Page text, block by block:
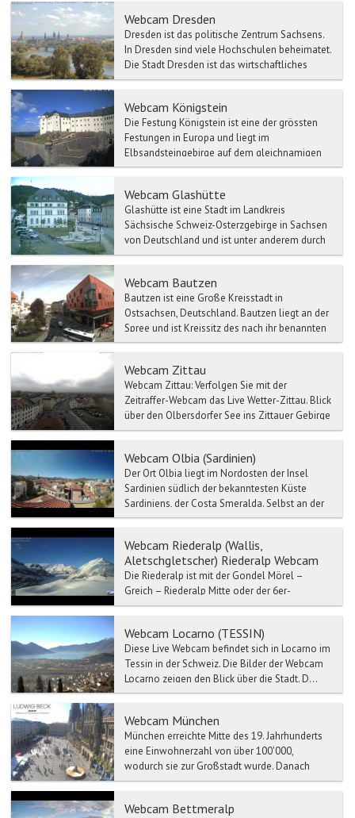
Webcam Dresden
Dresden ist das politische Zentrum Sachsens.
In Dresden sind viele Hochschulen beheimatet.
Die Stadt Dresden ist das wirtschaftliches
Zentrum des A...
Webcam Königstein
Die Festung Königstein ist eine der grössten
Festungen in Europa und liegt im
Elbsandsteingebirge auf dem gleichnamigen
Tafelberg Königstein oberha...
Webcam Glashütte
Glashütte ist eine Stadt im Landkreis
Sächsische Schweiz-Osterzgebirge in Sachsen
von Deutschland und ist unter anderem durch
die Herstellung der G...
Webcam Bautzen
Bautzen ist eine Große Kreisstadt in
Ostsachsen, Deutschland. Bautzen liegt an der
Spree und ist Kreissitz des nach ihr benannten
Landkreises Bautz...
Webcam Zittau
Webcam Zittau: Verfolgen Sie mit der
Zeitraffer-Webcam das Live Wetter-Zittau. Blick
über den Olbersdorfer See ins Zittauer Gebirge
Webcam Olbia (Sardinien)
Der Ort Olbia liegt im Nordosten der Insel
Sardinien südlich der bekanntesten Küste
Sardiniens, der Costa Smeralda. Selbst an der
Haupteinkaufsstra...
Webcam Riederalp (Wallis,
Aletschgletscher) Riederalp Webcam
Die Riederalp ist mit der Gondel Mörel –
Greich – Riederalp Mitte oder der 6er-
Gondelbahn Mörel – Ried-Mörel – Riederalp
Webcam Locarno (TESSIN)
Diese Live Webcam befindet sich in Locarno im
Tessin in der Schweiz. Die Bilder der Webcam
Locarno zeigen den Blick über die Stadt. D...
Webcam München
München erreichte Mitte des 19. Jahrhunderts
eine Einwohnerzahl von über 100'000,
wodurch sie zur Großstadt wurde. Danach
stieg die Einwohnerzahl w...
Webcam Bettmeralp